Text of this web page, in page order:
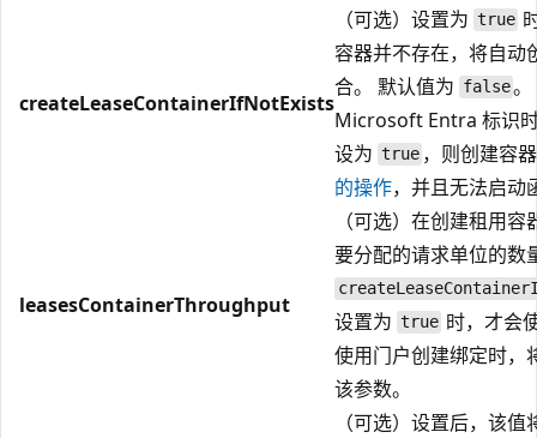
createLeaseContainerIfNotExists
（可选）设置为 true
容器并不存在，将自动
合。 默认值为 false
Microsoft Entra 标识
设为 true ，则创建容
的操作，并且无法启动
leasesContainerThroughput
（可选）在创建租用容
要分配的请求单位的数
设置为 true 时，才会
使用门户创建绑定时，
该参数。
（可选）设置后，该值